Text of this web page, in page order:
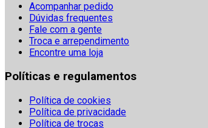
Acompanhar pedido
Dúvidas frequentes
Fale com a gente
Troca e arrependimento
Encontre uma loja
Políticas e regulamentos
Política de cookies
Política de privacidade
Política de trocas